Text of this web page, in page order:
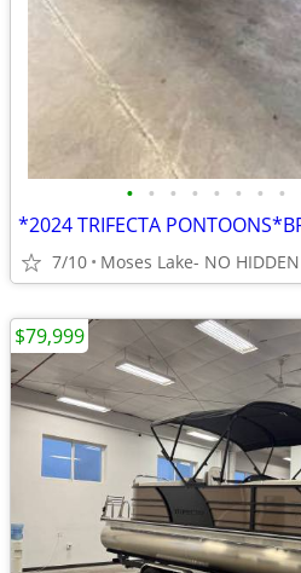
• • • • • • • •
*2024 TRIFECTA
7/10 Moses Lake- NO HIDDEN
$79,999